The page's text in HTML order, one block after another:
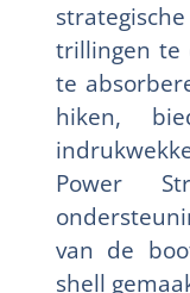
trillingen te
te
hiken,
Power
van de
shell